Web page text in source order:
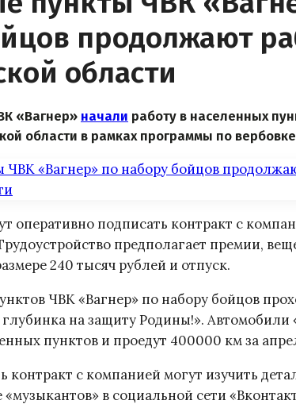
продолжают
области
«Вагнер» начали работу в населенных
области в рамках программы по
оперативно подписать контракт с
предполагает премии,
240 тысяч рублей и отпуск.
ЧВК «Вагнер» по набору бойцов
глубинка на защиту Родины!». Автомобили
пунктов и проедут 400000 км за
с компанией могут изучить
в социальной сети